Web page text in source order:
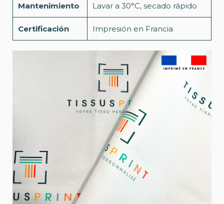
Mantenimiento Lavar a 30°C, secado rápido
Certificación Impresión en Francia